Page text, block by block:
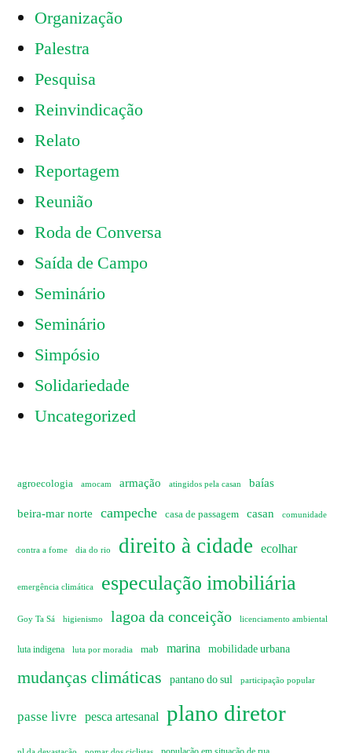
Organização
Palestra
Pesquisa
Reinvindicação
Relato
Reportagem
Reunião
Roda de Conversa
Saída de Campo
Seminário
Seminário
Simpósio
Solidariedade
Uncategorized
agroecologia amocam armação atingidos pela casan baías
beira-mar norte campeche casa de passagem casan comunidade
contra a fome dia do rio direito à cidade ecolhar
emergência climática especulação imobiliária
Goy Ta Sá higienismo lagoa da conceição licenciamento ambiental
luta indigena luta por moradia mab marina mobilidade urbana
mudanças climáticas pantano do sul participação popular
passe livre pesca artesanal plano diretor